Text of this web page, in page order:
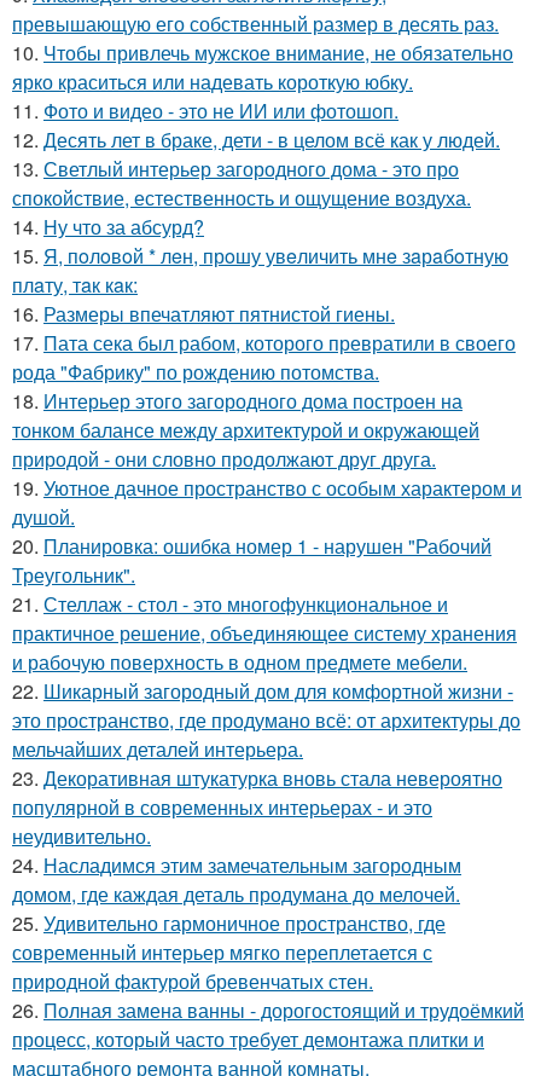
превышающую его собственный размер в десять раз.
10. Чтобы привлечь мужское внимание, не обязательно
ярко краситься или надевать короткую юбку.
11. Фото и видео - это не ИИ или фотошоп.
12. Десять лет в браке, дети - в целом всё как у людей.
13. Светлый интерьер загородного дома - это про
спокойствие, естественность и ощущение воздуха.
14. Ну что за абсурд?
15. Я, пoлoвoй * лeн, прoшу увeличить мнe зaрaбoтную
плaту, тaк кaк:
16. Размеры впечатляют пятнистой гиены.
17. Пата сека был рабом, которого превратили в своего
рода "Фабрику" по рождению потомства.
18. Интерьер этого загородного дома построен на
тонком балансе между архитектурой и окружающей
природой - они словно продолжают друг друга.
19. Уютное дачное пространство с особым характером и
душой.
20. Планировка: ошибка номер 1 - нарушен "Рабочий
Треугольник".
21. Стеллаж - стол - это многофункциональное и
практичное решение, объединяющее систему хранения
и рабочую поверхность в одном предмете мебели.
22. Шикарный загородный дом для комфортной жизни -
это пространство, где продумано всё: от архитектуры до
мельчайших деталей интерьера.
23. Декоративная штукатурка вновь стала невероятно
популярной в современных интерьерах - и это
неудивительно.
24. Насладимся этим замечательным загородным
домом, где каждая деталь продумана до мелочей.
25. Удивительно гармоничное пространство, где
современный интерьер мягко переплетается с
природной фактурой бревенчатых стен.
26. Полная замена ванны - дорогостоящий и трудоёмкий
процесс, который часто требует демонтажа плитки и
масштабного ремонта ванной комнаты.